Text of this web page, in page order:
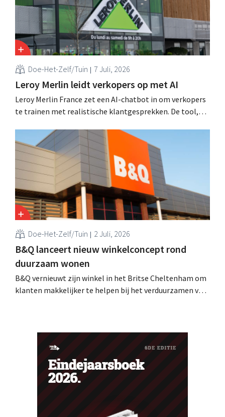
Doe-Het-Zelf/Tuin 7 Juli, 2026
Leroy Merlin leidt verkopers op met AI
Leroy Merlin France zet een AI-chatbot in om verkopers
te trainen met realistische klantgesprekken. De tool,
proefproject in acht winkels en leverde volgens de
retailer meer vertrouwen bij teams, betere commerciële
resultaten en tevredener klanten op.
Doe-Het-Zelf/Tuin 2 Juli, 2026
B&Q lanceert nieuw winkelconcept rond
duurzaam wonen
B&Q vernieuwt zijn winkel in het Britse Cheltenham om
klanten makkelijker te helpen bij het verduurzamen van